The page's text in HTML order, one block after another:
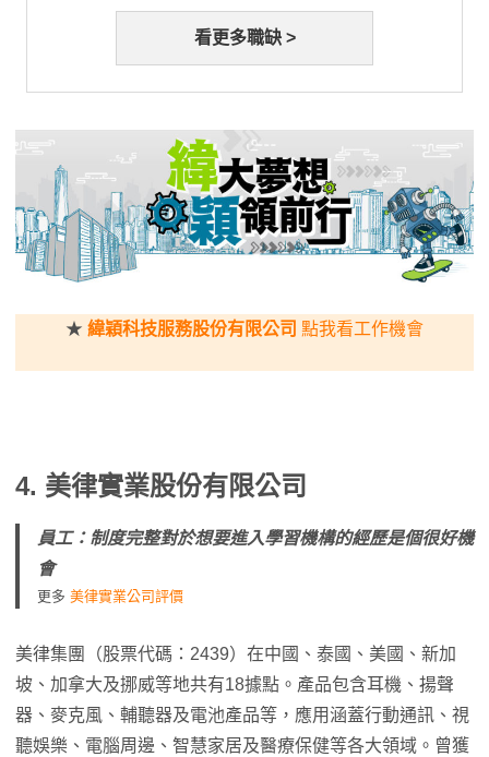
看更多職缺 >
★ 緯穎科技服務股份有限公司 點我看工作機會
4. 美律實業股份有限公司
員工：制度完整對於想要進入學習機構的經歷是個很好機
會
更多 美律實業公司評價
美律集團（股票代碼：2439）在中國、泰國、美國、新加
坡、加拿大及挪威等地共有18據點。產品包含耳機、揚聲
器、麥克風、輔聽器及電池產品等，應用涵蓋行動通訊、視
聽娛樂、電腦周邊、智慧家居及醫療保健等各大領域。曾獲